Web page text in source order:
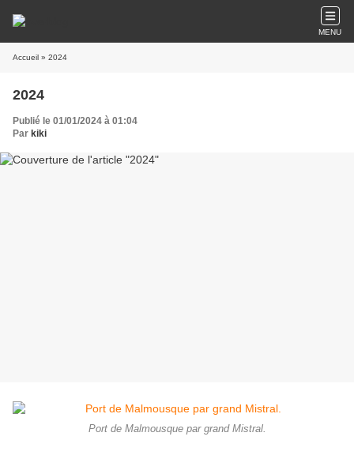
MENU
Accueil » 2024
2024
Publié le 01/01/2024 à 01:04
Par kiki
Port de Malmousque par grand Mistral.